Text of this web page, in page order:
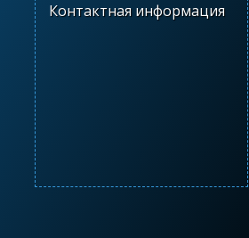
Контактная информация